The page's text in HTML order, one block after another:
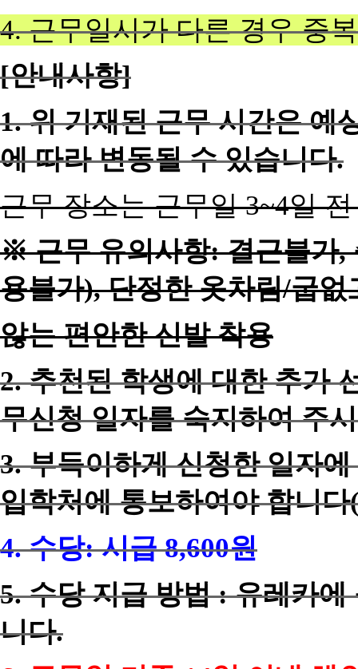
4.근무일시가 다른 경우 중
[안내사항]
1.위 기재된 근무 시간은 예
에 따라 변동될 수 있습니다.
근무 장소는 근무일 3~4일
※ 근무 유의사항: 결근불가,
용불가), 단정한 옷차림/굽없
않는 편안한 신발 착용
2.추천된 학생에 대한 추가
무신청 일자를 숙지하여 주
3.부득이하게 신청한 일자
입학처에 통보하여야 합니
4.수당: 시급 8,600원
5.수당 지급 방법 : 유레카
니다.